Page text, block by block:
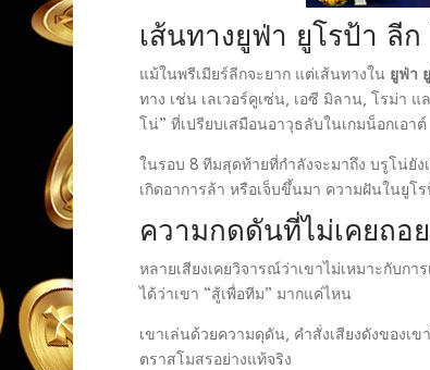
เส้นทางยูฟ่า ยูโรป้า ลี
แม้ในพรีเมียร์ลีกจะยาก แต่เส้นทางใน ยูฟ่า
ทาง เช่น เลเวอร์คูเซ่น, เอซี มิลาน, โรม่า
โน่” ที่เปรียบเสมือนอาวุธลับในเกมน็อกเอาต์
ในรอบ 8 ทีมสุดท้ายที่กำลังจะมาถึง บรูโน่ยัง
เกิดอาการล้า หรือเจ็บขึ้นมา ความฝันในยูโ
ความกดดันที่ไม่เคยถอ
หลายเสียงเคยวิจารณ์ว่าเขาไม่เหมาะกับก
ได้ว่าเขา “สู้เพื่อทีม” มากแค่ไหน
เขาเล่นด้วยความดุดัน, คำสั่งเสียงดังของเ
ตราสโมสรอย่างแท้จริง